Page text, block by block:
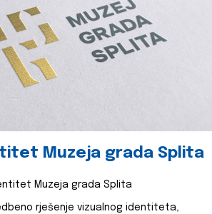
Muzeja grada Splita
Muzeja grada Splita
rješenje vizualnog identiteta,